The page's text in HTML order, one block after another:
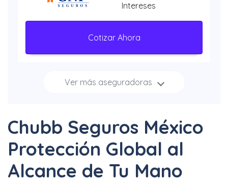
Intereses
Cotizar Ahora
Increíbles
Cotizar Ahora
Ver más aseguradoras
Chubb Seguros México
Protección Global al
Alcance de Tu Mano